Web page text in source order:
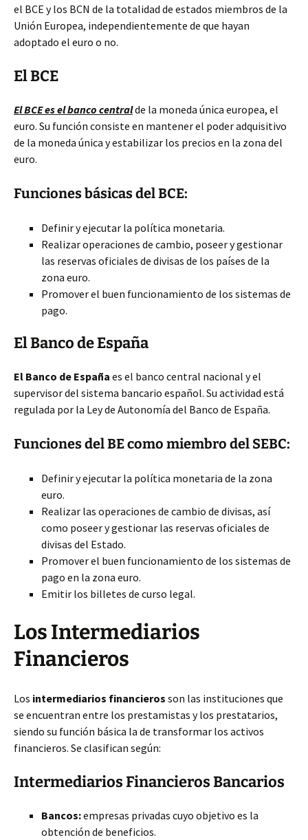
el BCE y los BCN de la totalidad de estados miembros de la
Unión Europea, independientemente de que hayan
adoptado el euro o no.
El BCE
El BCE es el banco centralde la moneda única europea, el
euro. Su función consiste en mantener el poder adquisitivo
de la moneda única y estabilizar los precios en la zona del
euro.
Funciones básicas del BCE:
Definir y ejecutar la política monetaria.
Realizar operaciones de cambio, poseer y gestionar
las reservas oficiales de divisas de los países de la
zona euro.
Promover el buen funcionamiento de los sistemas de
pago.
El Banco de España
El Banco de España es el banco central nacional y el
supervisor del sistema bancario español. Su actividad está
regulada por la Ley de Autonomía del Banco de España.
Funciones del BE como miembro del SEBC:
Definir y ejecutar la política monetaria de la zona
euro.
Realizar las operaciones de cambio de divisas, así
como poseer y gestionar las reservas oficiales de
divisas del Estado.
Promover el buen funcionamiento de los sistemas de
pago en la zona euro.
Emitir los billetes de curso legal.
Los Intermediarios
Financieros
Los intermediarios financieros son las instituciones que
se encuentran entre los prestamistas y los prestatarios,
siendo su función básica la de transformar los activos
financieros. Se clasifican según:
Intermediarios Financieros Bancarios
Bancos:empresas privadas cuyo objetivo es la
obtención de beneficios.